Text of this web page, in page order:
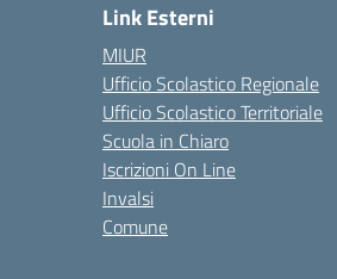
Link Esterni
MIUR
Ufficio Scolastico Regionale
Ufficio Scolastico Territoriale
Scuola in Chiaro
Iscrizioni On Line
Invalsi
Comune